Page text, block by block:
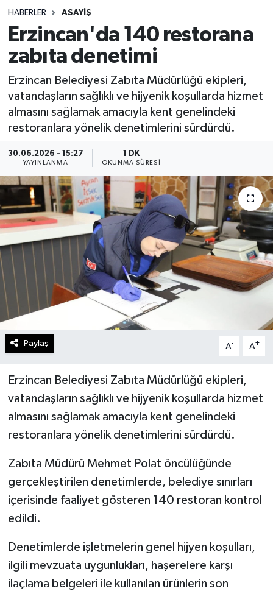
HABERLER ASAYIŞ
Erzincan'da 140 restorana
zabıta denetimi
Erzincan Belediyesi Zabıta Müdürlüğü ekipleri,
vatandaşların sağlıklı ve hijyenik koşullarda hizmet
almasını sağlamak amacıyla kent genelindeki
restoranlara yönelik denetimlerini sürdürdü.
30.06.2026 - 15:27
YAYINLANMA
1 DK
OKUNMA SÜRESI
Paylaş A- A+
Erzincan Belediyesi Zabıta Müdürlüğü ekipleri,
vatandaşların sağlıklı ve hijyenik koşullarda hizmet
almasını sağlamak amacıyla kent genelindeki
restoranlara yönelik denetimlerini sürdürdü.
Zabıta Müdürü Mehmet Polat öncülüğünde
gerçekleştirilen denetimlerde, belediye sınırları
içerisinde faaliyet gösteren 140 restoran kontrol
edildi.
Denetimlerde işletmelerin genel hijyen koşulları,
ilgili mevzuata uygunlukları, haşerelere karşı
ilaçlama belgeleri ile kullanılan ürünlerin son
Spor
Teknoloji
Yaşam